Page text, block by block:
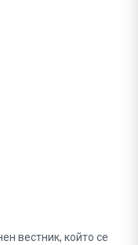
вестник, който се